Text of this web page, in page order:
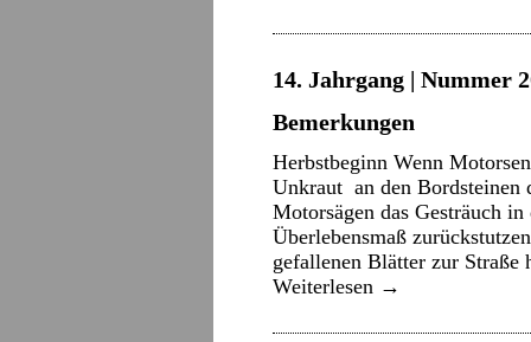
14. Jahrgang | Nummer
Bemerkungen
Herbstbeginn Wenn
Unkraut an den Bordsteinen
Motorsägen das Gesträuch
Überlebensmaß
gefallenen Blätter zur
Weiterlesen →